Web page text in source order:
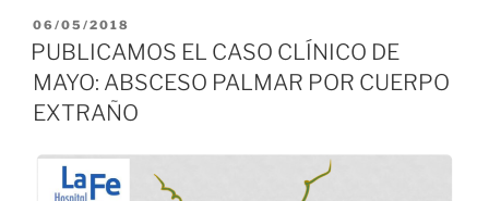
PUBLICADO
EL
06/05/2018
PUBLICAMOS EL CASO CLÍNICO DE
MAYO: ABSCESO PALMAR POR CUERPO
EXTRAÑO